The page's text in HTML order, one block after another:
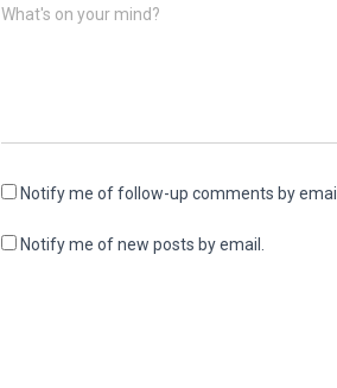
What's on your mind?
Notify me of follow-up comments by email.
Notify me of new posts by email.